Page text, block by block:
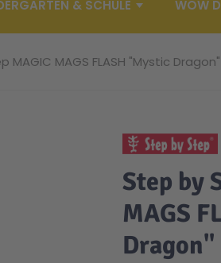
& SCHULE WOW
MAGIC MAGS FLASH "Mystic Dragon"
Step by
MAGS
Dragon"